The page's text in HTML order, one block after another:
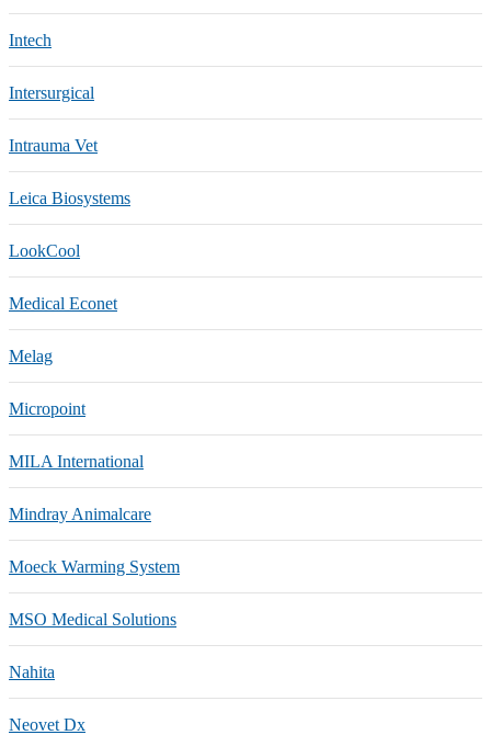
Intech
Intersurgical
Intrauma Vet
Leica Biosystems
LookCool
Medical Econet
Melag
Micropoint
MILA International
Mindray Animalcare
Moeck Warming System
MSO Medical Solutions
Nahita
Neovet Dx